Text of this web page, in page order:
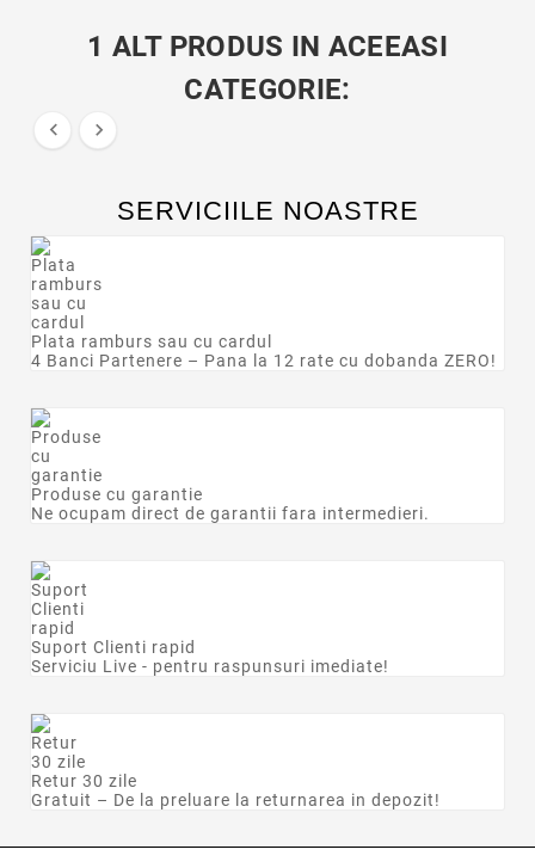
1 ALT PRODUS IN ACEEASI
CATEGORIE:
 
SERVICIILE NOASTRE
Plata ramburs sau cu cardul
4 Banci Partenere – Pana la 12 rate cu dobanda ZERO!
Produse cu garantie
Ne ocupam direct de garantii fara intermedieri.
Suport Clienti rapid
Serviciu Live - pentru raspunsuri imediate!
Retur 30 zile
Gratuit – De la preluare la returnarea in depozit!